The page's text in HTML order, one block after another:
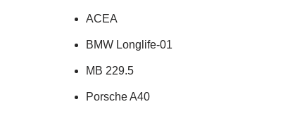
ACEA
BMW Longlife-01
MB 229.5
Porsche A40